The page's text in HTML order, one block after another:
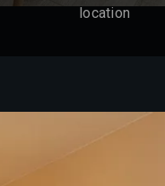
location